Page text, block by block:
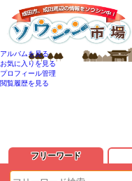
アルバムを見る
お気に入りを見る
プロフィール管理
閲覧履歴を見る
フリーワード